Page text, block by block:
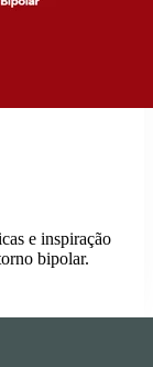
e inspiração
bipolar.